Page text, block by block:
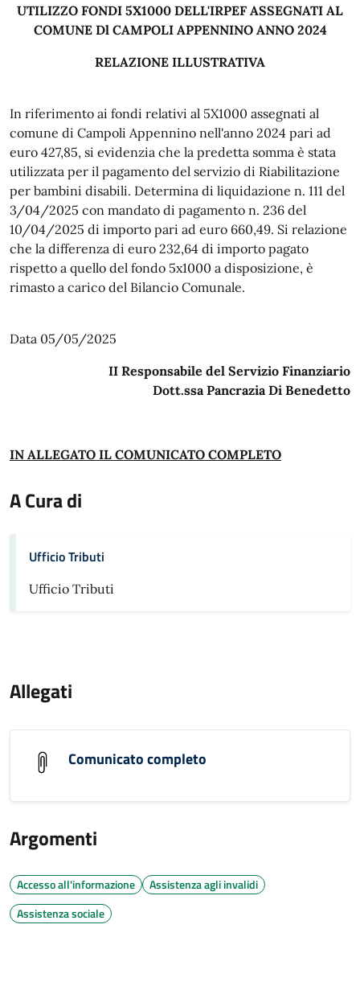
UTILIZZO FONDI 5X1000 DELL'IRPEF ASSEGNATI AL
COMUNE Dl CAMPOLI APPENNINO ANNO 2024
RELAZIONE ILLUSTRATIVA
In riferimento ai fondi relativi al 5X1000 assegnati al
comune di Campoli Appennino nell'anno 2024 pari ad
euro 427,85, si evidenzia che la predetta somma è stata
utilizzata per il pagamento del servizio di Riabilitazione
per bambini disabili. Determina di liquidazione n. 111 del
3/04/2025 con mandato di pagamento n. 236 del
10/04/2025 di importo pari ad euro 660,49. Si relazione
che la differenza di euro 232,64 di importo pagato
rispetto a quello del fondo 5x1000 a disposizione, è
rimasto a carico del Bilancio Comunale.
Data 05/05/2025
II Responsabile del Servizio Finanziario
Dott.ssa Pancrazia Di Benedetto
IN ALLEGATO IL COMUNICATO COMPLETO
A Cura di
Ufficio Tributi
Ufficio Tributi
Allegati
Comunicato completo
Argomenti
Accesso all'informazione
Assistenza agli invalidi
Assistenza sociale